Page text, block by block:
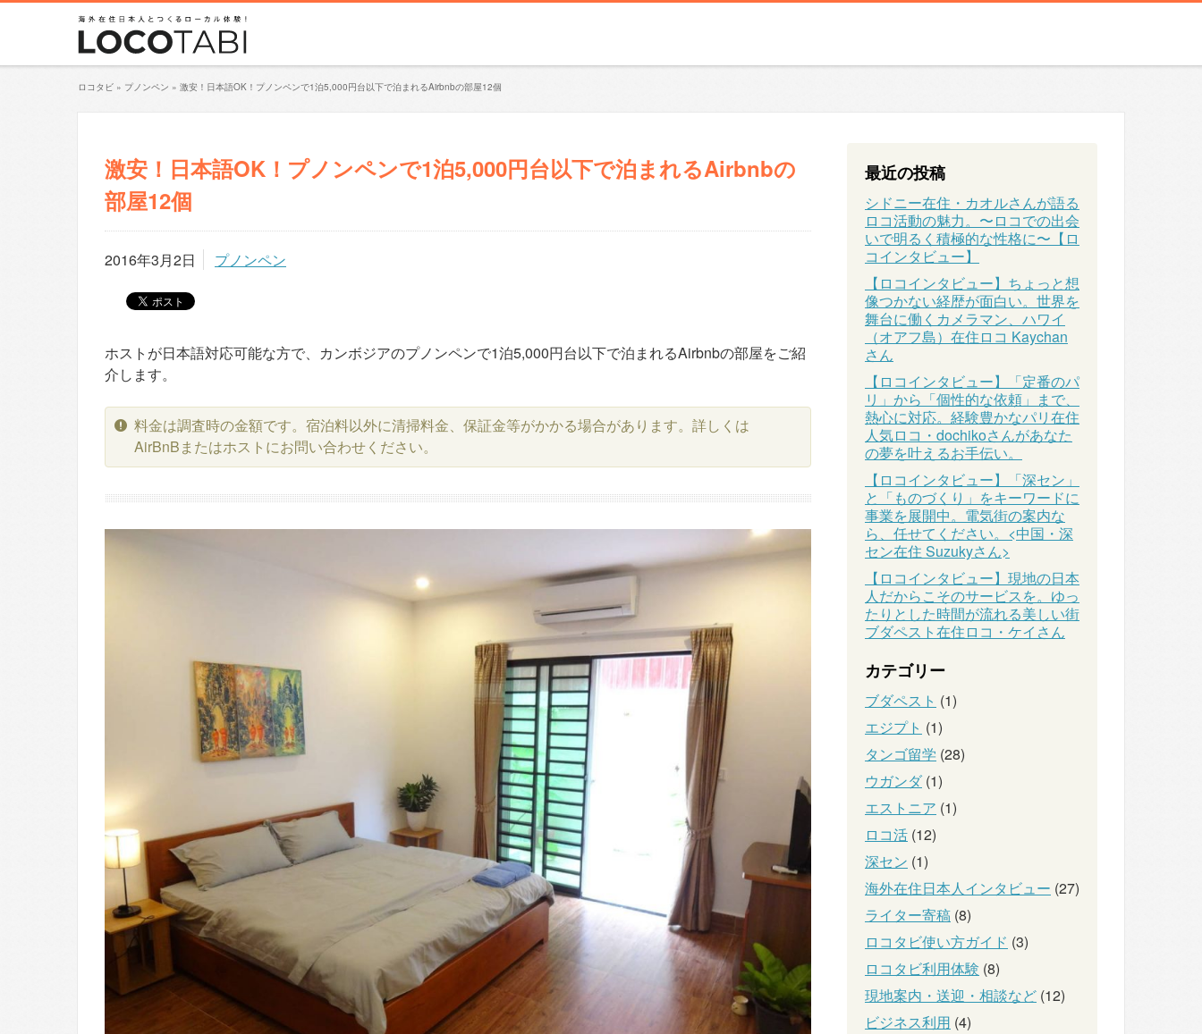
ロコタビ » プノンペン » 激安！日本語OK！プノンペンで1泊5,000円台以下で泊まれるAirbnbの部屋12個
激安！日本語OK！プノンペンで1泊5,000円台以下で泊まれるAirbnbの
部屋12個
2016年3月2日 プノンペン
ホストが日本語対応可能な方で、カンボジアのプノンペンで1泊5,000円台以下で泊まれるAirbnbの部屋をご紹
介します。
料金は調査時の金額です。宿泊料以外に清掃料金、保証金等がかかる場合があります。詳しくは
AirBnBまたはホストにお問い合わせください。
最近の投稿
シドニー在住・カオルさんが語る
ロコ活動の魅力。〜ロコでの出会
いで明るく積極的な性格に〜【ロ
コインタビュー】
【ロコインタビュー】ちょっと想
像つかない経歴が面白い。世界を
舞台に働くカメラマン、ハワイ
（オアフ島）在住ロコ Kaychan
さん
【ロコインタビュー】「定番のパ
リ」から「個性的な依頼」まで、
熱心に対応。経験豊かなパリ在住
人気ロコ・dochikoさんがあなた
の夢を叶えるお手伝い。
【ロコインタビュー】「深セン」
と「ものづくり」をキーワードに
事業を展開中。電気街の案内な
ら、任せてください。<中国・深
セン在住 Suzukyさん>
【ロコインタビュー】現地の日本
人だからこそのサービスを。ゆっ
たりとした時間が流れる美しい街
ブダペスト在住ロコ・ケイさん
カテゴリー
ブダペスト (1)
エジプト (1)
タンゴ留学 (28)
ウガンダ(1)
エストニア (1)
ロコ活 (12)
深セン (1)
海外在住日本人インタビュー (27)
ライター寄稿 (8)
ロコタビ使い方ガイド (3)
ロコタビ利用体験 (8)
現地案内・送迎・相談など (12)
ビジネス利用 (4)